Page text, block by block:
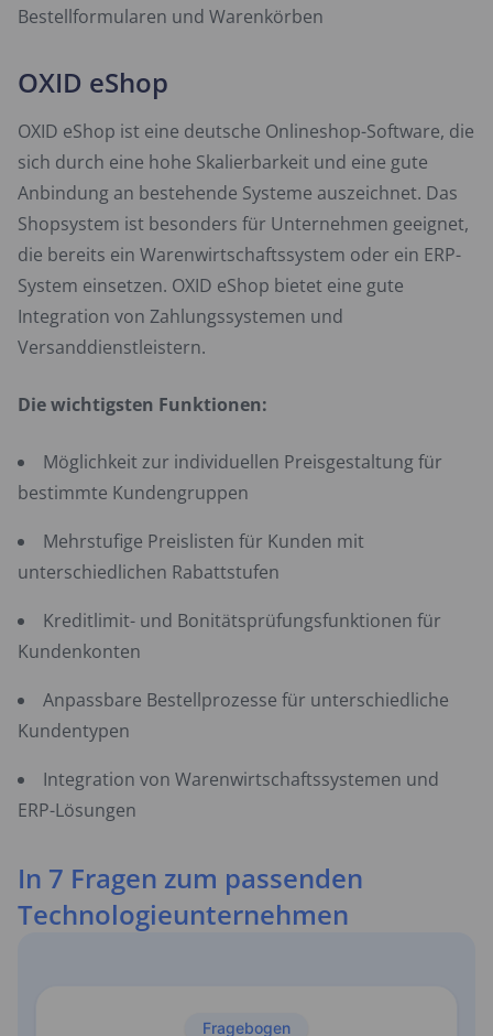
Bestellformularen und Warenkörben
OXID eShop
OXID eShop ist eine deutsche Onlineshop-Software, die
sich durch eine hohe Skalierbarkeit und eine gute
Anbindung an bestehende Systeme auszeichnet. Das
Shopsystem ist besonders für Unternehmen geeignet,
die bereits ein Warenwirtschaftssystem oder ein ERP-
System einsetzen. OXID eShop bietet eine gute
Integration von Zahlungssystemen und
Versanddienstleistern.
Die wichtigsten Funktionen:
Möglichkeit zur individuellen Preisgestaltung für
bestimmte Kundengruppen
Mehrstufige Preislisten für Kunden mit
unterschiedlichen Rabattstufen
Kreditlimit- und Bonitätsprüfungsfunktionen für
Kundenkonten
Anpassbare Bestellprozesse für unterschiedliche
Kundentypen
Integration von Warenwirtschaftssystemen und
ERP-Lösungen
In 7 Fragen zum passenden
Technologieunternehmen